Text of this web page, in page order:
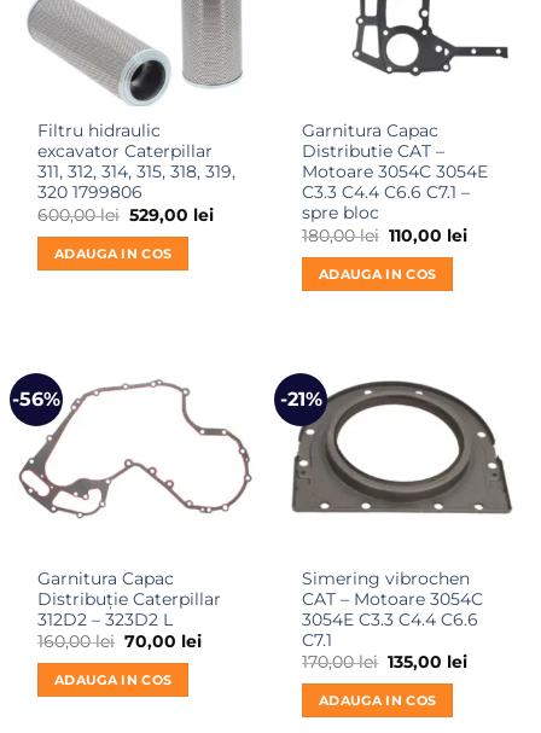
Filtru hidraulic
excavator Caterpillar
311, 312, 314, 315, 318, 319,
320 1799806
600,00lei Prețul
inițial
a
fost:
600,00 lei.
529,00 leiPrețul
ADAUGA IN COS
Garnitura Capac
Distributie CAT –
Motoare 3054C 3054E
C3.3 C4.4 C6.6 C7.1 –
spre bloc
180,00lei Prețul
inițial
a
fost:
180,00 lei.
110,00 leiPrețul
ADAUGA IN COS
-56%
Garnitura Capac
Distribuție Caterpillar
312D2 – 323D2 L
160,00lei Prețul
inițial
a
fost:
160,00 lei.
70,00 leiPrețul
ADAUGA IN COS
-21%
Simering vibrochen
CAT – Motoare 3054C
3054E C3.3 C4.4 C6.6
C7.1
170,00lei Prețul
inițial
a
fost:
170,00 lei.
135,00 leiPrețul
ADAUGA IN COS